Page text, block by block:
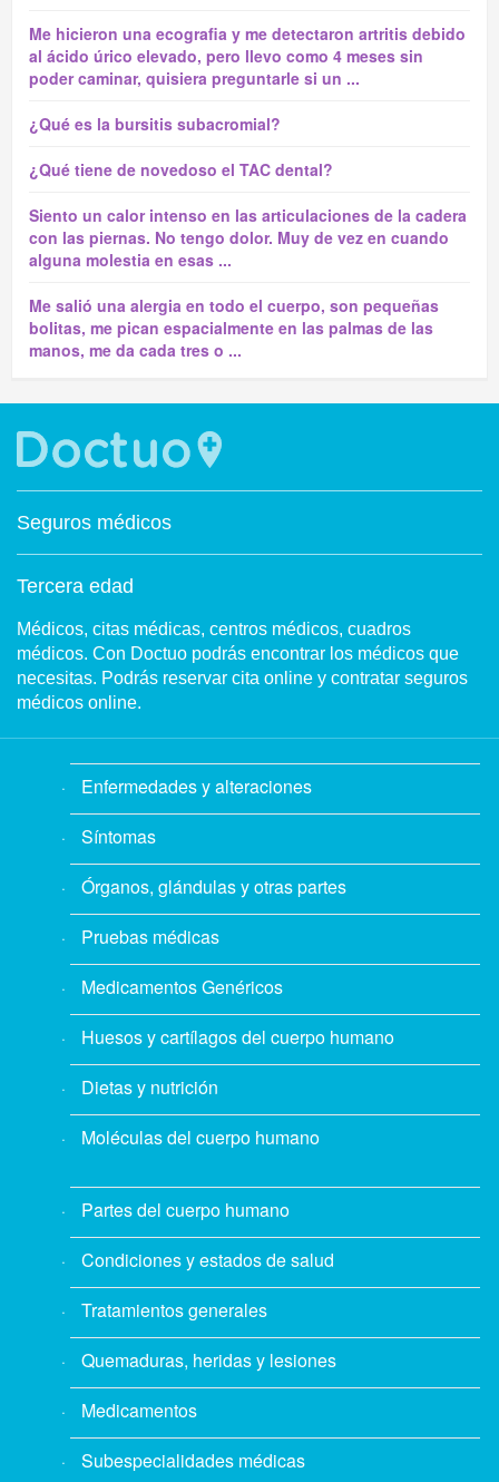
Me hicieron una ecografia y me detectaron artritis debido
al ácido úrico elevado, pero llevo como 4 meses sin
poder caminar, quisiera preguntarle si un ...
¿Qué es la bursitis subacromial?
¿Qué tiene de novedoso el TAC dental?
Siento un calor intenso en las articulaciones de la cadera
con las piernas. No tengo dolor. Muy de vez en cuando
alguna molestia en esas ...
Me salió una alergia en todo el cuerpo, son pequeñas
bolitas, me pican espacialmente en las palmas de las
manos, me da cada tres o ...
Seguros médicos
Tercera edad
Médicos, citas médicas, centros médicos, cuadros
médicos. Con Doctuo podrás encontrar los médicos que
necesitas. Podrás reservar cita online y contratar seguros
médicos online.
Enfermedades y alteraciones
Síntomas
Órganos, glándulas y otras partes
Pruebas médicas
Medicamentos Genéricos
Huesos y cartílagos del cuerpo humano
Dietas y nutrición
Moléculas del cuerpo humano
Partes del cuerpo humano
Condiciones y estados de salud
Tratamientos generales
Quemaduras, heridas y lesiones
Medicamentos
Subespecialidades médicas